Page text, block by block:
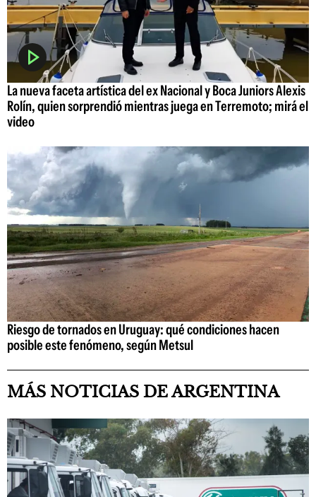
La nueva faceta artística del ex Nacional y Boca Juniors Alexis
Rolín, quien sorprendió mientras juega en Terremoto; mirá el
video
Riesgo de tornados en Uruguay: qué condiciones hacen
posible este fenómeno, según Metsul
MÁS NOTICIAS DE ARGENTINA